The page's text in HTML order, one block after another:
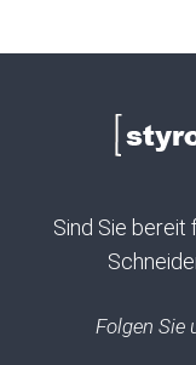
Sind Sie
Folgen Sie